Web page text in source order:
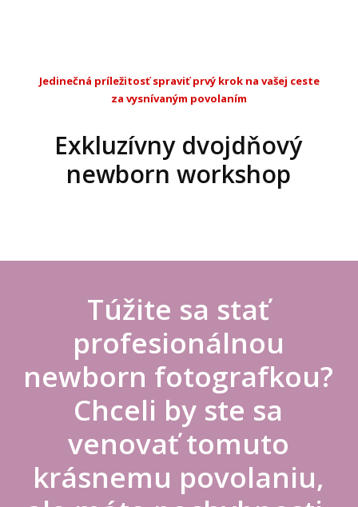
Jedinečná príležitosť spraviť prvý krok na vašej ceste
za vysnívaným povolaním
Exkluzívny dvojdňový
newborn workshop
Túžite sa stať
profesionálnou
newborn fotografkou?
Chceli by ste sa
venovať tomuto
krásnemu povolaniu,